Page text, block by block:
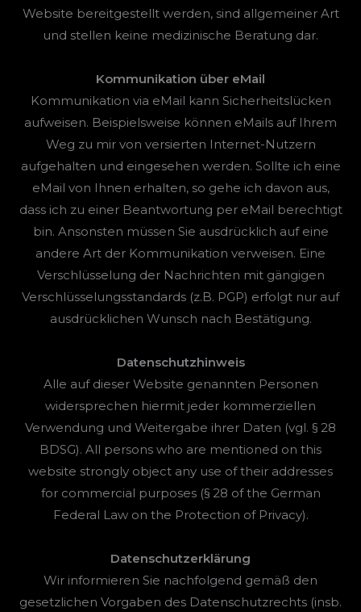
Website bereitgestellt werden, sind allgemeiner Art
und stellen keine medizinische Beratung dar.
Kommunikation über eMail
Kommunikation via eMail kann Sicherheitslücken
aufweisen. Beispielsweise können eMails auf Ihrem
Weg zu mir von versierten Internet-Nutzern
aufgehalten und eingesehen werden. Sollte ich eine
eMail von Ihnen erhalten, so gehe ich davon aus,
dass ich zu einer Beantwortung per eMail berechtigt
bin. Ansonsten müssen Sie ausdrücklich auf eine
andere Art der Kommunikation verweisen. Eine
Verschlüsselung der Nachrichten mit gängigen
Verschlüsselungsstandards (z.B. PGP) erfolgt nur auf
ausdrücklichen Wunsch nach Bestätigung.
Datenschutzhinweis
Alle auf dieser Website genannten Personen
widersprechen hiermit jeder kommerziellen
Verwendung und Weitergabe ihrer Daten (vgl. § 28
BDSG). All persons who are mentioned on this
website strongly object any use of their addresses
for commercial purposes (§ 28 of the German
Federal Law on the Protection of Privacy).
Datenschutzerklärung
Wir informieren Sie nachfolgend gemäß den
gesetzlichen Vorgaben des Datenschutzrechts (insb.